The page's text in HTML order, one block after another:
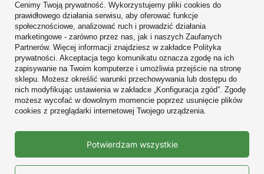
Konto
Regulaminy
Zobacz również
W sklepie prezentujemy ceny brutto (z VAT).
Cenimy Twoją prywatność. Wykorzystujemy pliki cookies do
prawidłowego działania serwisu, aby oferować funkcje
społecznościowe, analizować ruch i prowadzić działania
marketingowe - zarówno przez nas, jak i naszych Zaufanych
Partnerów. Więcej informacji znajdziesz w zakładce Polityka
prywatności. Akceptacja tego komunikatu oznacza zgodę na ich
zapisywanie na Twoim komputerze i umożliwia przejście na stronę
sklepu. Możesz określić warunki przechowywania lub dostępu do
nich modyfikując ustawienia w zakładce „Konfiguracja zgód”. Zgodę
możesz wycofać w dowolnym momencie poprzez usunięcie plików
cookies z przeglądarki internetowej Twojego urządzenia.
Potwierdzam wszystkie